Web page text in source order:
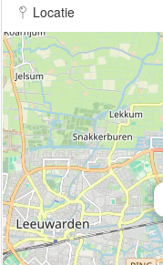
Locatie